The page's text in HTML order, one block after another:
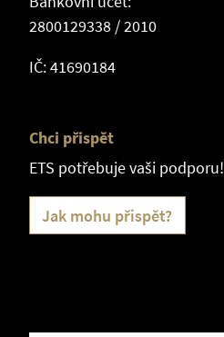
2800129338 / 2010
IČ: 41690184
Chci přispět
ETS potřebuje vaši podporu!
Jak mohu přispět?